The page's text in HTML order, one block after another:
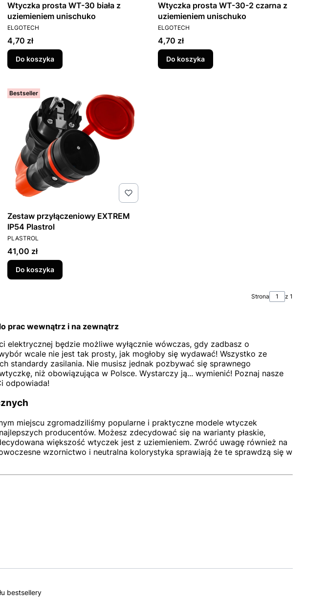
Wtyczka prosta WT-30 biała z
uziemieniem unischuko
PRODUCENT
ELGOTECH
Cena
4,70 zł
Do koszyka
Wtyczka prosta WT-30-2 czarna z
uziemieniem unischuko
PRODUCENT
ELGOTECH
Cena
4,70 zł
Do koszyka
Bestseller
Zestaw przyłączeniowy EXTREM
IP54 Plastrol
PRODUCENT
PLASTROL
Cena
41,00 zł
Do koszyka
Strona z 1
prac wewnątrz i na zewnątrz
elektrycznej będzie możliwe wyłącznie wówczas, gdy zadbasz o
wcale nie jest tak prosty, jak mogłoby się wydawać! Wszystko ze
standardy zasilania. Nie musisz jednak pozbywać się sprawnego
niż obowiązująca w Polsce. Wystarczy ją... wymienić! Poznaj nasze
odpowiada!
miejscu zgromadziliśmy popularne i praktyczne modele wtyczek
producentów. Możesz zdecydować się na warianty płaskie,
większość wtyczek jest z uziemieniem. Zwróć uwagę również na
wzornictwo i neutralna kolorystyka sprawiają że te sprawdzą się w
bestsellery